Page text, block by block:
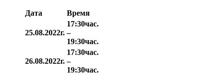
Дата Время
25.08.2022г.
17:30час.
–
19:30час.
26.08.2022г.
17:30час.
–
19:30час.